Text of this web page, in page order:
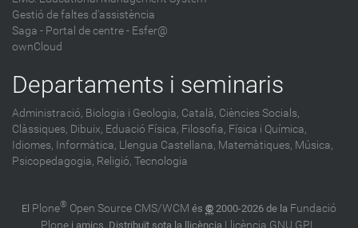
Gestió de faltes d'assistència
Saga - Portal de centre - Esfer@
ownCloud
Departaments i seminaris
Administració, Biologia i Geologia, Català, Ciències Socials,
Clàssiques, Dibuix, Eduació Física, Filosofia, Física i Química,
Idiomes, Informàtica, Llengua Castellana, Matemàtiques, Música,
Psicopedagogia, Religió, Tecnologia
El Plone® Open Source CMS/WCM és © 2000-2026 de la Fundació
Plonei amics. Distribuït sota la llicència Llicència GNU GPL .